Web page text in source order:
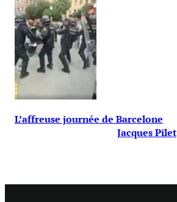
L’affreuse journée de Barcelone
Jacques Pilet